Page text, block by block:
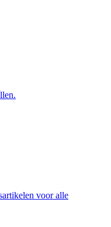
voor alle